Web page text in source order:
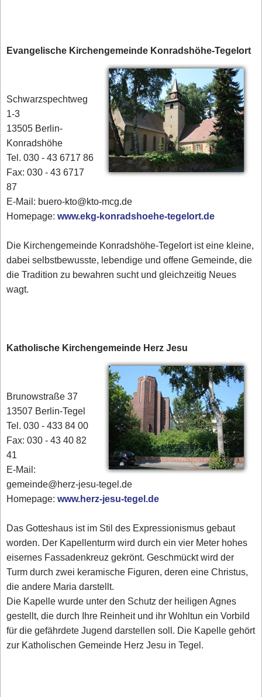
Evangelische Kirchengemeinde Konradshöhe-Tegelort
Schwarzspechtweg
1-3
13505 Berlin-
Konradshöhe
Tel. 030 - 43 6717 86
Fax: 030 - 43 6717
87
E-Mail: buero-kto@kto-mcg.de
Homepage:www.ekg-konradshoehe-tegelort.de
Die Kirchengemeinde Konradshöhe-Tegelort ist eine kleine,
dabei selbstbewusste, lebendige und offene Gemeinde, die
die Tradition zu bewahren sucht und gleichzeitig Neues
wagt.
Katholische Kirchengemeinde Herz Jesu
Brunowstraße 37
13507 Berlin-Tegel
Tel. 030 - 433 84 00
Fax: 030 - 43 40 82
41
E-Mail:
gemeinde@herz-jesu-tegel.de
Homepage:www.herz-jesu-tegel.de
Das Gotteshaus ist im Stil des Expressionismus gebaut
worden. Der Kapellenturm wird durch ein vier Meter hohes
eisernes Fassadenkreuz gekrönt. Geschmückt wird der
Turm durch zwei keramische Figuren, deren eine Christus,
die andere Maria darstellt.
Die Kapelle wurde unter den Schutz der heiligen Agnes
gestellt, die durch Ihre Reinheit und ihr Wohltun ein Vorbild
für die gefährdete Jugend darstellen soll. Die Kapelle gehört
zur Katholischen Gemeinde Herz Jesu in Tegel.